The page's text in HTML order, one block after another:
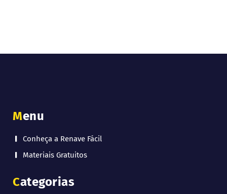
Menu
Conheça a Renave Fácil
Materiais Gratuitos
Categorias